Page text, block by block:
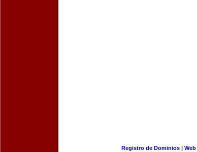
Registro de Dominios|